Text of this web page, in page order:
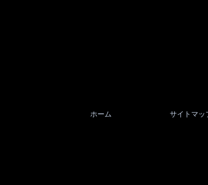
ホーム サイトマッ